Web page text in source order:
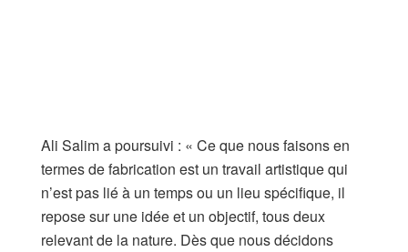
Ali Salim a poursuivi : « Ce que nous faisons en
termes de fabrication est un travail artistique qui
n’est pas lié à un temps ou un lieu spécifique, il
repose sur une idée et un objectif, tous deux
relevant de la nature. Dès que nous décidons